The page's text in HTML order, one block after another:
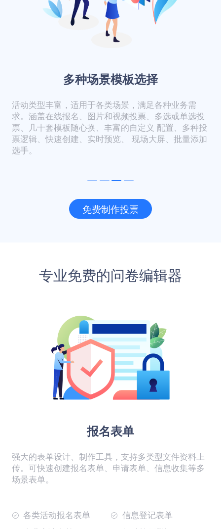
多种场景模板选择
活动类型丰富，适用于各类场景，满足各种业务需
求。涵盖在线报名、图片和视频投票、多选或单选投
票、几十套模板随心换、丰富的自定义 配置、多种投
票逻辑、快速创建、实时预览、 现场大屏、批量添加
选手。
免费制作投票
专业免费的问卷编辑器
报名表单
强大的表单设计、制作工具，支持多类型文件资料上
传。可快速创建报名表单、申请表单、信息收集等多
场景表单。
各类活动报名表单
信息登记表单